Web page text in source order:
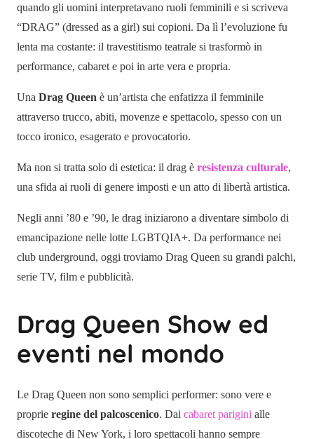
quando gli uomini interpretavano ruoli femminili e si scriveva
“DRAG” (dressed as a girl) sui copioni. Da lì l’evoluzione fu
lenta ma costante: il travestitismo teatrale si trasformò in
performance, cabaret e poi in arte vera e propria.
Una Drag Queen è un’artista che enfatizza il femminile
attraverso trucco, abiti, movenze e spettacolo, spesso con un
tocco ironico, esagerato e provocatorio.
Ma non si tratta solo di estetica: il drag è resistenza culturale,
una sfida ai ruoli di genere imposti e un atto di libertà artistica.
Negli anni ’80 e ’90, le drag iniziarono a diventare simbolo di
emancipazione nelle lotte LGBTQIA+. Da performance nei
club underground, oggi troviamo Drag Queen su grandi palchi,
serie TV, film e pubblicità.
Drag Queen Show ed
eventi nel mondo
Le Drag Queen non sono semplici performer: sono vere e
proprie regine del palcoscenico. Dai cabaret parigini alle
discoteche di New York, i loro spettacoli hanno sempre